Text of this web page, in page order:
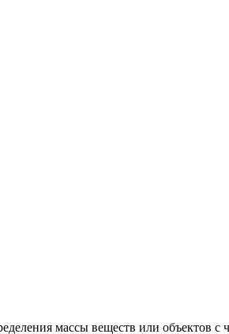
массы веществ или объектов с